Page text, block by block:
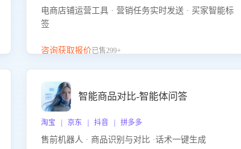
电商店铺运营工具 · 营销任务实时发送 · 买家智能标
签
咨询获取报价已售299+
智能商品对比-智能体问答
淘宝 | 京东 | 抖音 | 拼多多
售前机器人 · 商品识别与对比 ·话术一键生成